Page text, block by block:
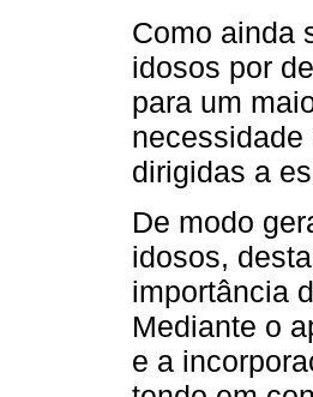
Como ainda
idosos por
para um
dirigidas a
De modo
idosos,
importância
Mediante o
e a